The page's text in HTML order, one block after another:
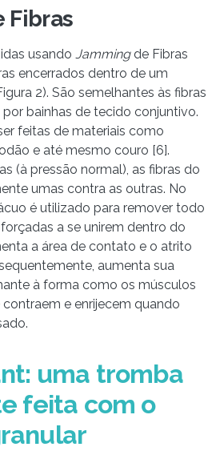
Fibras
usando Jammingde Fibras
encerrados dentro de um
2). São semelhantes às fibras
bainhas de tecido conjuntivo.
feitas de materiais como
e até mesmo couro [6].
(à pressão normal), as fibras do
umas contra as outras. No
é utilizado para remover todo
a se unirem dentro do
a área de contato e o atrito
aumenta sua
à forma como os músculos
e enrijecem quando
uma tromba
feita com o